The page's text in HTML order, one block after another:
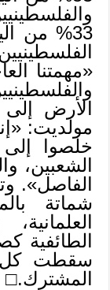
33% من
«مهمتنا
الأرض
مولديت:
خلصوا
الشعبين،
الفاصل».
شماتة
الطائفية
سقطت كل
المشترك.□